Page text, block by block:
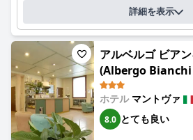
ホテル ラ ファヴォリータの客室は、多く
ライトであり、その広さ、モダンなデザ
ています。大きなシャワー、快適なベッ
ィなどの機能が、全体的な満足度を高め
を通して高い水準の清潔さを維持してお
の行き届いた施設が一貫して強みとなって
ホテル ラ ファヴォリータのスタッフは、
意識、親切さで頻繁に称賛されており、
なゲストエクスペリエンスを高めていま
詳細を表示
アルベルゴ ビア
(Albergo
ホテル マントヴァ
8.0 とても良い